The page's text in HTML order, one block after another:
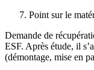
Point sur le
Demande de
ESF. Après étude, il
(démontage, mise en